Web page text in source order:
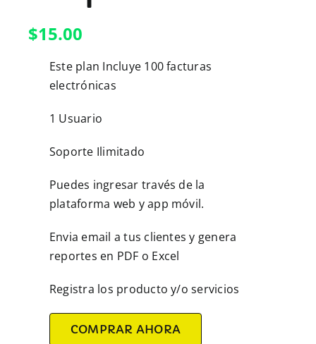
$15.00
Este plan Incluye 100 facturas
electrónicas
1 Usuario
Soporte Ilimitado
Puedes ingresar través de la
plataforma web y app móvil.
Envia email a tus clientes y genera
reportes en PDF o Excel
Registra los producto y/o servicios
COMPRAR AHORA